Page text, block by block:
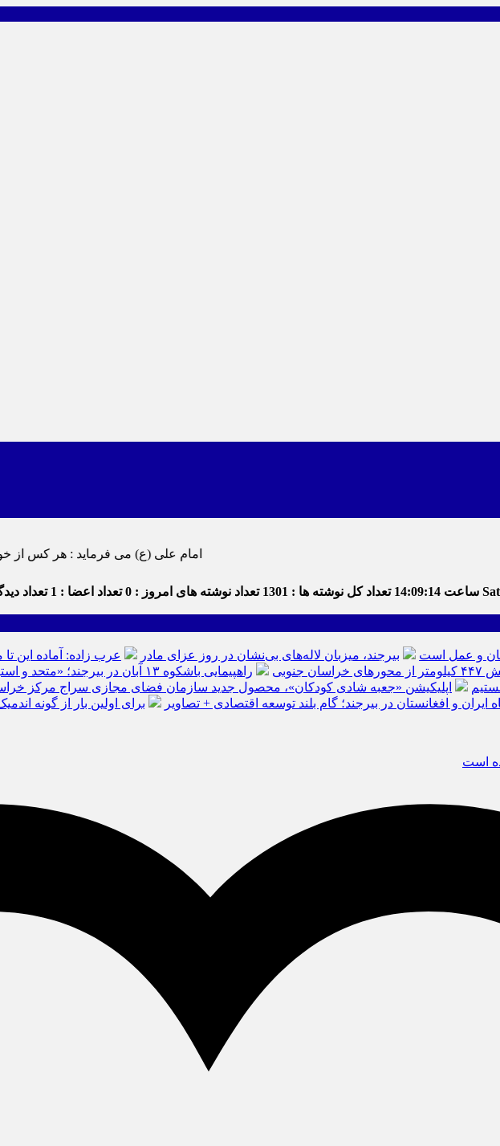
امام علی (ع) می فرماید : هر کس از خود بدگویی و انتقاد کند٬ خود را اصلاح کرده و هر کس خودستایی نماید٬ پس به
ساعت 14:09:15 تعداد کل نوشته ها : 1301 تعداد نوشته های امروز : 0 تعداد اعضا : 1 تعداد
و عمل است بیرجند، میزبان لاله‌های بی‌نشان در روز عزای مادر
عرب زاده: آماده این
راهپیمایی باشکوه ۱۳ آبان در بیرجند؛ «متحد و استوار مقابل استکبار» + تصاویر
اپلیکیشن «جعبه شادی کودکان»، محصول جدید سازمان فضای مجازی سراج مرکز
ایران و افغانستان در بیرجند؛ گام بلند توسعه اقتصادی + تصاویر برای اولین بار از گونه